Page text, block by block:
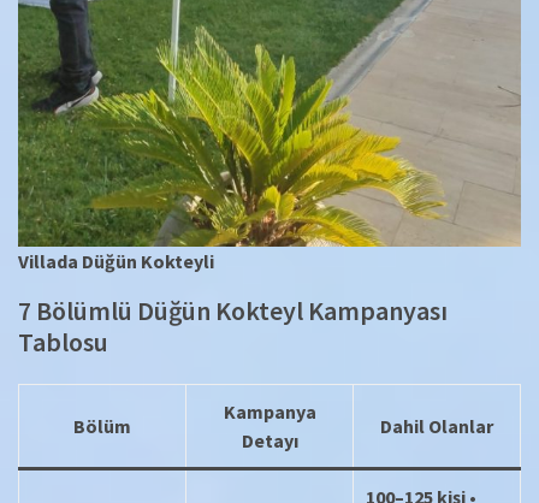
Villada Düğün Kokteyli
7 Bölümlü Düğün Kokteyl Kampanyası
Tablosu
Bölüm
Kampanya
Detayı
Dahil Olanlar
100–125 kişi •